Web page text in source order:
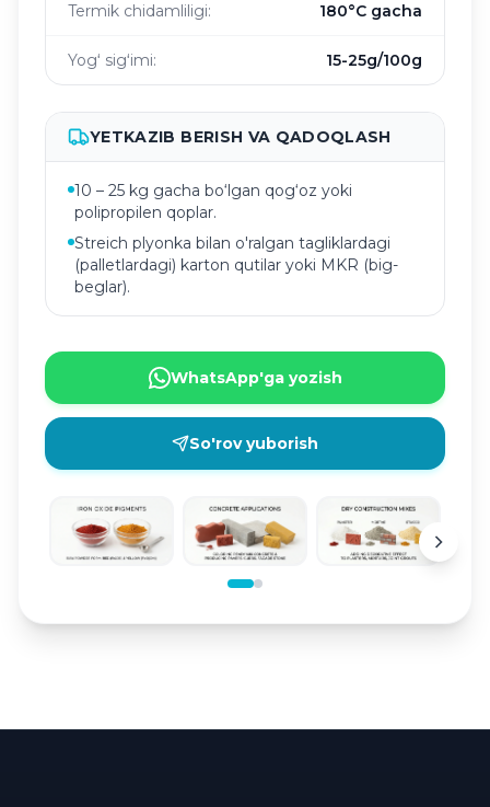
Termik chidamliligi: 180°C gacha
Yogʻ sigʻimi: 15-25g/100g
YETKAZIB BERISH VA QADOQLASH
10 – 25 kg gacha bo‘lgan qog‘oz yoki
polipropilen qoplar.
Streich plyonka bilan o'ralgan tagliklardagi
(palletlardagi) karton qutilar yoki MKR (big-
beglar).
WhatsApp'ga yozish
So'rov yuborish